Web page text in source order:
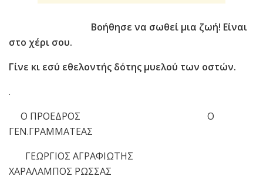
Βοήθησε να σωθεί μια ζωή! Είναι
στο χέρι σου.
Γίνε κι εσύ εθελοντής δότης μυελού των οστών.
.
Ο ΠΡΟΕΔΡΟΣ Ο
ΓΕΝ.ΓΡΑΜΜΑΤΕΑΣ
ΓΕΩΡΓΙΟΣ ΑΓΡΑΦΙΩΤΗΣ
ΧΑΡΑΛΑΜΠΟΣ ΡΩΣΣΑΣ